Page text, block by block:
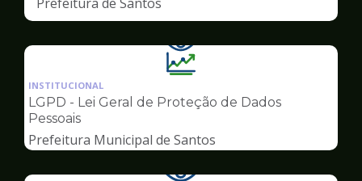
Ilustração
da
pagina
Transparência
INSTITUCIONAL
LGPD - Lei Geral de Proteção de Dados
Pessoais
Prefeitura Municipal de Santos